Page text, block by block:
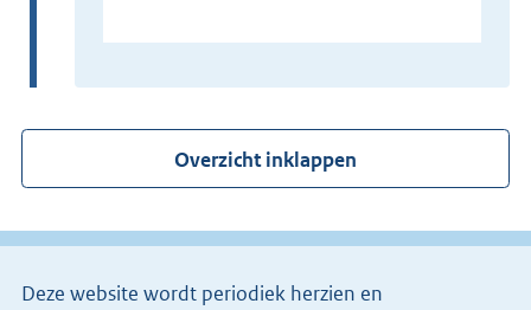
r
l
n
k
x
r
n
l
n
Overzicht inklappen
Deze website wordt periodiek herzien en